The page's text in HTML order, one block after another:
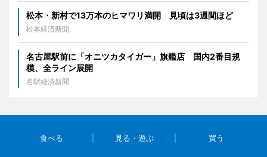
松本・新村で13万本のヒマワリ満開 見頃は3週間ほど
松本経済新聞
名古屋駅前に「オニツカタイガー」旗艦店 国内2番目規
模、全ライン展開
名駅経済新聞
食べる 見る・遊ぶ 買う